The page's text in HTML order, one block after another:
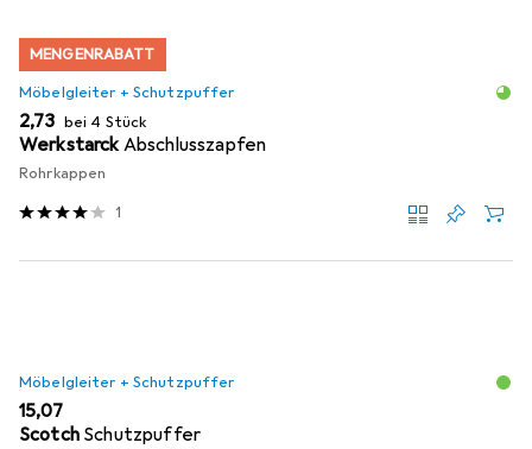
MENGENRABATT
Möbelgleiter + Schutzpuffer
EUR
2,73 bei 4 Stück
WerkstarckAbschlusszapfen
Rohrkappen
1
Möbelgleiter + Schutzpuffer
EUR
15,07
Scotch Schutzpuffer